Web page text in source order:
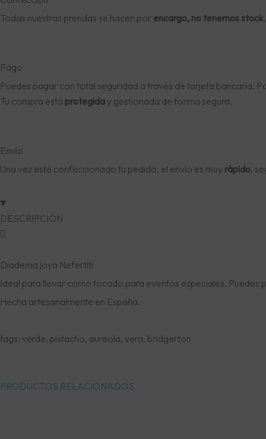
Todas nuestras prendas se hacen por encargo, no tenemos stock
Pago
Puedes pagar con total seguridad a través de tarjeta bancaria,
Tu compra está protegida y gestionada de forma segura.
Envío
Una vez esté confeccionado tu pedido, el envío es muy rápido,
DESCRIPCIÓN
Diadema joya Nefertiti
Ideal para llevar como tocado para eventos especiales. Puedes
Hecha artesanalmente en España.
tags: verde, pistacho, aureola, vera, bridgerton
PRODUCTOS RELACIONADOS